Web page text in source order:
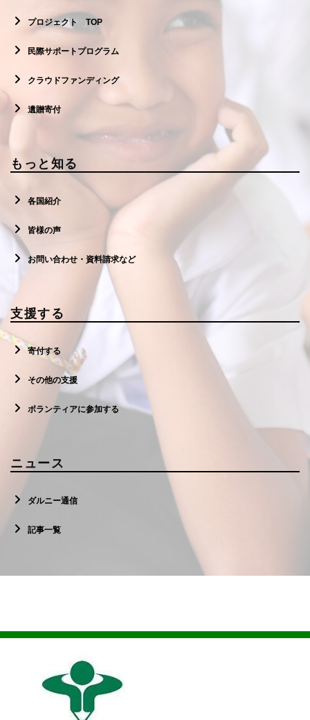
プロジェクト TOP
民際サポートプログラム
クラウドファンディング
遺贈寄付
もっと知る
各国紹介
皆様の声
お問い合わせ・資料請求など
支援する
寄付する
その他の支援
ボランティアに参加する
ニュース
ダルニー通信
記事一覧